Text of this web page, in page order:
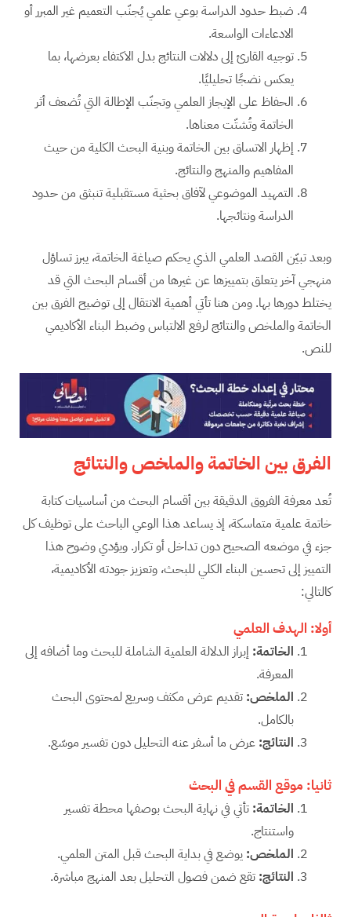
ضبط حدود الدراسة بوعي علمي يُجنّب التعميم غير المبرر أو
الادعاءات الواسعة.
توجيه القارئ إلى دلالات النتائج بدل الاكتفاء بعرضها، بما
يعكس نضجًا تحليليًا.
الحفاظ على الإيجاز العلمي وتجنّب الإطالة التي تُضعف أثر
الخاتمة وتُشتّت معناها.
إظهار الاتساق بين الخاتمة وبنية البحث الكلية من حيث
المفاهيم والمنهج والنتائج.
التمهيد الموضوعي لآفاق بحثية مستقبلية تنبثق من حدود
الدراسة ونتائجها.
وبعد تبيّن القصد العلمي الذي يحكم صياغة الخاتمة، يبرز تساؤل
منهجي آخر يتعلق بتمييزها عن غيرها من أقسام البحث التي قد
يختلط دورها بها. ومن هنا تأتي أهمية الانتقال إلى توضيح الفرق بين
الخاتمة والملخص والنتائج لرفع الالتباس وضبط البناء الأكاديمي
للنص.
الفرق بين الخاتمة والملخص والنتائج
تُعد معرفة الفروق الدقيقة بين أقسام البحث من أساسيات كتابة
خاتمة علمية متماسكة، إذ يساعد هذا الوعي الباحث على توظيف كل
جزء في موضعه الصحيح دون تداخل أو تكرار. ويؤدي وضوح هذا
التمييز إلى تحسين البناء الكلي للبحث، وتعزيز جودته الأكاديمية،
كالتالي:
أولا: الهدف العلمي
الخاتمة: إبراز الدلالة العلمية الشاملة للبحث وما أضافه إلى
المعرفة.
الملخص: تقديم عرض مكثف وسريع لمحتوى البحث
بالكامل.
النتائج: عرض ما أسفر عنه التحليل دون تفسير موسّع.
ثانيا: موقع القسم في البحث
الخاتمة: تأتي في نهاية البحث بوصفها محطة تفسير
واستنتاج.
الملخص: يوضع في بداية البحث قبل المتن العلمي.
النتائج: تقع ضمن فصول التحليل بعد المنهج مباشرة.